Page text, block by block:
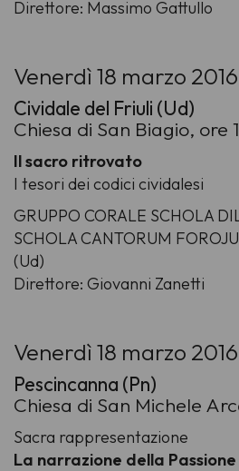
Direttore: Massimo Gattullo
Venerdì 18 marzo 2016
Cividale del Friuli (Ud)
Chiesa di San Biagio, ore
Il sacro ritrovato
I tesori dei codici cividalesi
GRUPPO CORALE SCHOLA
SCHOLA CANTORUM
(Ud)
Direttore: Giovanni Zanetti
Venerdì 18 marzo 2016
Pescincanna (Pn)
Chiesa di San Michele
Sacra rappresentazione
La narrazione della